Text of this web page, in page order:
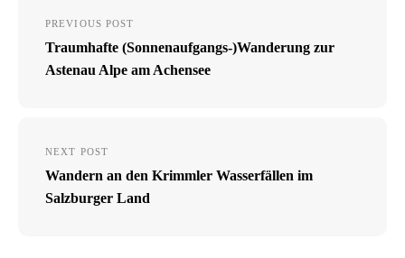
PREVIOUS POST
Traumhafte (Sonnenaufgangs-)Wanderung zur
Astenau Alpe am Achensee
NEXT POST
Wandern an den Krimmler Wasserfällen im
Salzburger Land